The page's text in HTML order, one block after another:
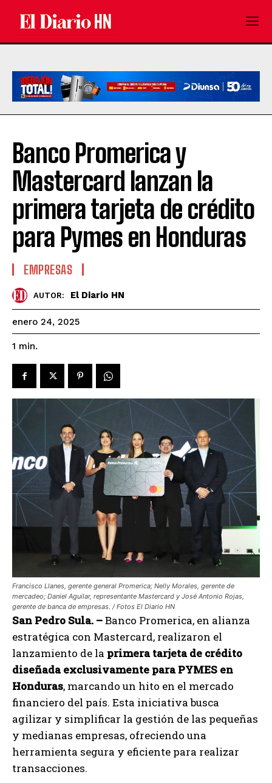
Banco Promerica y
Mastercard lanzan la
primera tarjeta de crédito
para Pymes en Honduras
EMPRESAS
AUTOR: El Diario HN
enero 24, 2025
1 min.
Francisco Llanes, gerente general Promerica; Nelly Morales, gerente de
mercadeo; Daniel Aguilar, representante Mastercard y José Antonio Rojas,
gerente de banca de empresas. / Fotos El Diario HN
San Pedro Sula. –Banco Promerica, en alianza
estratégica con Mastercard, realizaron el
lanzamiento de la primera tarjeta de crédito
diseñada exclusivamente para PYMES en
Honduras, marcando un hito en el mercado
financiero del país. Esta iniciativa busca
agilizar y simplificar la gestión de las pequeñas
y medianas empresas, ofreciendo una
herramienta segura y eficiente para realizar
transacciones.